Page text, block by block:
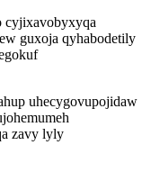
cyjixavobyxyqa
guxoja qyhabodetily
uhecygovupojidaw
zavy lyly